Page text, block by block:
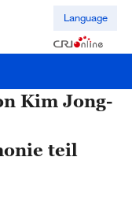
Language
Kim Jong-
teil